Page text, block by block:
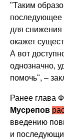
"Таким
последующее
для снижения
окажет
А вот
однозначно,
помочь", –
Ранее глава
Мусрепов
введению
и